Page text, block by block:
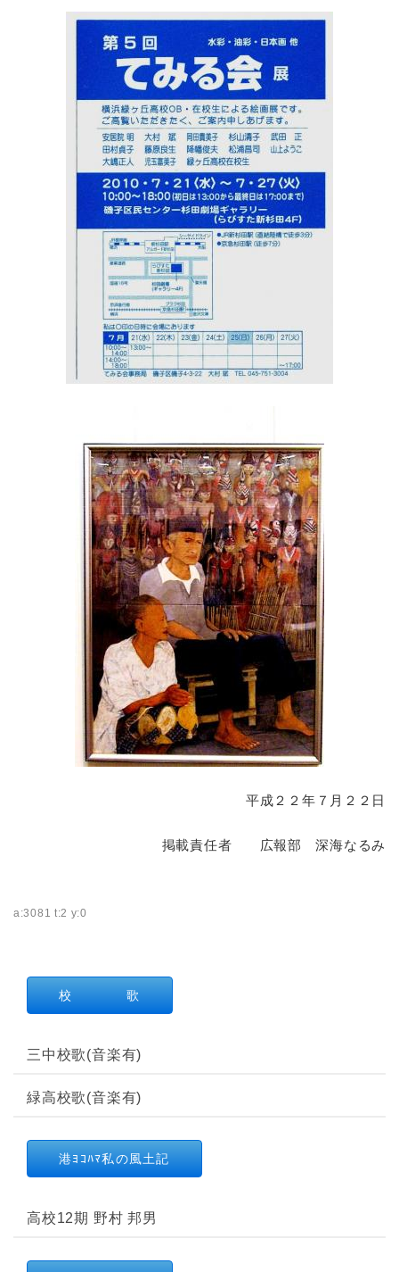
平成２２年７月２２日
掲載責任者 広報部 深海なるみ
a:3081 t:2 y:0
校 歌
三中校歌(音楽有)
緑高校歌(音楽有)
港ﾖｺﾊﾏ私の風土記
高校12期 野村 邦男